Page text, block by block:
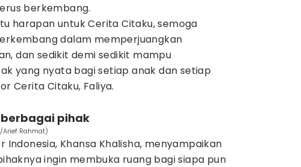
berkembang.
harapan untuk Cerita Citaku, semoga
dalam memperjuangkan
dan sedikit demi sedikit mampu
yang nyata bagi setiap anak dan setiap
Cerita Citaku, Faliya.
pihak
Arief Rahmat)
Khansa Khalisha, menyampaikan
ingin membuka ruang bagi siapa pun